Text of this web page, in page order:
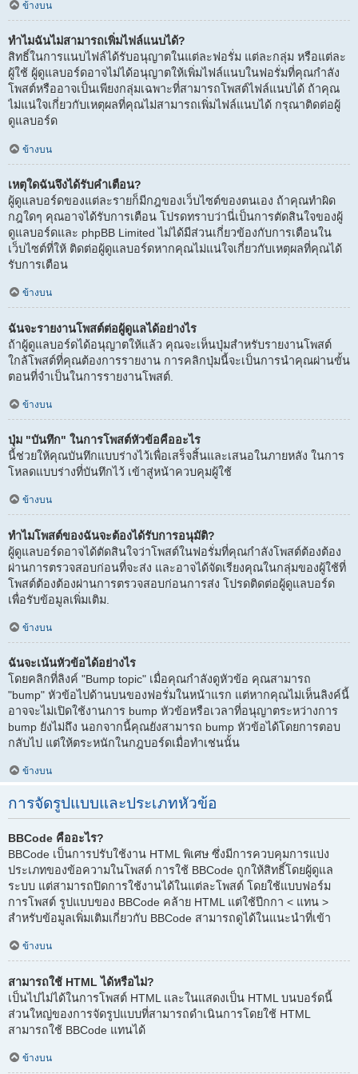
ข้างบน
ทำไมฉันไม่สามารถเพิ่มไฟล์แนบได้?
สิทธิ์ในการแนบไฟล์ได้รับอนุญาตในแต่ละฟอรั่ม แต่ละกลุ่ม หรือแต่ละ
ผู้ใช้ ผู้ดูแลบอร์ดอาจไม่ได้อนุญาตให้เพิ่มไฟล์แนบในฟอรั่มที่คุณกำลัง
โพสต์หรืออาจเป็นเพียงกลุ่มเฉพาะที่สามารถโพสต์ไฟล์แนบได้ ถ้าคุณ
ไม่แน่ใจเกี่ยวกับเหตุผลที่คุณไม่สามารถเพิ่มไฟล์แนบได้ กรุณาติดต่อผู้
ดูแลบอร์ด
ข้างบน
เหตุใดฉันจึงได้รับคำเตือน?
ผู้ดูแลบอร์ดของแต่ละรายก็มีกฎของเว็บไซต์ของตนเอง ถ้าคุณทำผิด
กฎใดๆ คุณอาจได้รับการเตือน โปรดทราบว่านี่เป็นการตัดสินใจของผู้
ดูแลบอร์ดและ phpBB Limited ไม่ได้มีส่วนเกี่ยวข้องกับการเตือนใน
เว็บไซต์ที่ให้ ติดต่อผู้ดูแลบอร์ดหากคุณไม่แน่ใจเกี่ยวกับเหตุผลที่คุณได้
รับการเตือน
ข้างบน
ฉันจะรายงานโพสต์ต่อผู้ดูแลได้อย่างไร
ถ้าผู้ดูแลบอร์ดได้อนุญาตให้แล้ว คุณจะเห็นปุ่มสำหรับรายงานโพสต์
ใกล้โพสต์ที่คุณต้องการรายงาน การคลิกปุ่มนี้จะเป็นการนำคุณผ่านขั้น
ตอนที่จำเป็นในการรายงานโพสต์.
ข้างบน
ปุ่ม "บันทึก" ในการโพสต์หัวข้อคืออะไร
นี้ช่วยให้คุณบันทึกแบบร่างไว้เพื่อเสร็จสิ้นและเสนอในภายหลัง ในการ
โหลดแบบร่างที่บันทึกไว้ เข้าสู่หน้าควบคุมผู้ใช้
ข้างบน
ทำไมโพสต์ของฉันจะต้องได้รับการอนุมัติ?
ผู้ดูแลบอร์ดอาจได้ตัดสินใจว่าโพสต์ในฟอรั่มที่คุณกำลังโพสต์ต้องต้อง
ผ่านการตรวจสอบก่อนที่จะส่ง และอาจได้จัดเรียงคุณในกลุ่มของผู้ใช้ที่
โพสต์ต้องต้องผ่านการตรวจสอบก่อนการส่ง โปรดติดต่อผู้ดูแลบอร์ด
เพื่อรับข้อมูลเพิ่มเติม.
ข้างบน
ฉันจะเน้นหัวข้อได้อย่างไร
โดยคลิกที่ลิงค์ "Bump topic" เมื่อคุณกำลังดูหัวข้อ คุณสามารถ
"bump" หัวข้อไปด้านบนของฟอรั่มในหน้าแรก แต่หากคุณไม่เห็นลิงค์นี้
อาจจะไม่เปิดใช้งานการ bump หัวข้อหรือเวลาที่อนุญาตระหว่างการ
bump ยังไม่ถึง นอกจากนี้คุณยังสามารถ bump หัวข้อได้โดยการตอบ
กลับไป แต่ให้ตระหนักในกฎบอร์ดเมื่อทำเช่นนั้น
ข้างบน
การจัดรูปแบบและประเภทหัวข้อ
BBCode คืออะไร?
BBCode เป็นการปรับใช้งาน HTML พิเศษ ซึ่งมีการควบคุมการแบ่ง
ประเภทของข้อความในโพสต์ การใช้ BBCode ถูกให้สิทธิ์โดยผู้ดูแล
ระบบ แต่สามารถปิดการใช้งานได้ในแต่ละโพสต์ โดยใช้แบบฟอร์ม
การโพสต์ รูปแบบของ BBCode คล้าย HTML แต่ใช้ปีกกา < แทน >
สำหรับข้อมูลเพิ่มเติมเกี่ยวกับ BBCode สามารถดูได้ในแนะนำที่เข้า
ข้างบน
สามารถใช้ HTML ได้หรือไม่?
เป็นไปไม่ได้ในการโพสต์ HTML และในแสดงเป็น HTML บนบอร์ดนี้
ส่วนใหญ่ของการจัดรูปแบบที่สามารถดำเนินการโดยใช้ HTML
สามารถใช้ BBCode แทนได้
ข้างบน